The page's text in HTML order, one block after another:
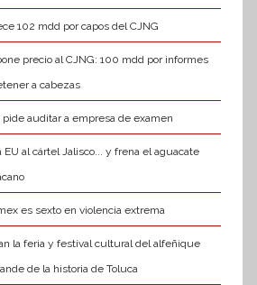
102 mdd por capos del CJNG
precio al CJNG: 100 mdd por informes
a cabezas
pide auditar a empresa de examen
EU al cártel Jalisco... y frena el aguacate
es sexto en violencia extrema
la feria y festival cultural del alfeñique
de la historia de Toluca